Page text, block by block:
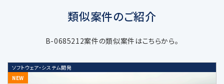
ー業務などの当社サービスに関する業務
類似案件のご紹介
B-0685212案件の類似案件はこちらから。
ソフトウェア・システム開発
NEW